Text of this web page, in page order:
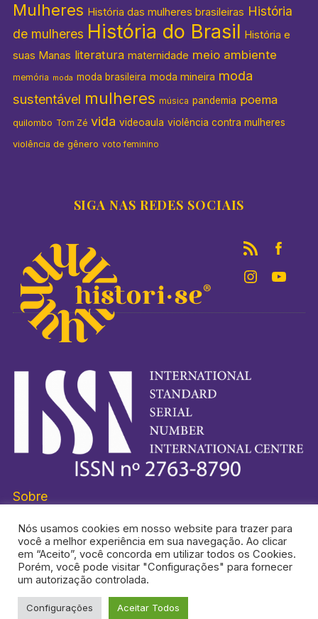
Mulheres História das mulheres brasileiras História
de mulheres História do Brasil História e
suas Manas literatura maternidade meio ambiente
memória moda moda brasileira moda mineira moda
sustentável mulheres música pandemia poema
quilombo Tom Zé vida videoaula violência contra mulheres
violência de gênero voto feminino
SIGA NAS REDES SOCIAIS
Sobre
HISTORI-SE® É UMA MARCA REGISTRADA.
TOPO DA PÁGINA
Nós usamos cookies em nosso website para trazer para
você a melhor experiência em sua navegação. Ao clicar
em “Aceito”, você concorda em utilizar todos os Cookies.
Porém, você pode visitar "Configurações" para fornecer
um autorização controlada.
Configurações Aceitar Todos